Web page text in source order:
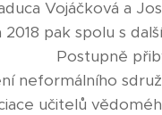
Vojáčková a
2018 pak spolu s
Postupně
neformálního
učitelů